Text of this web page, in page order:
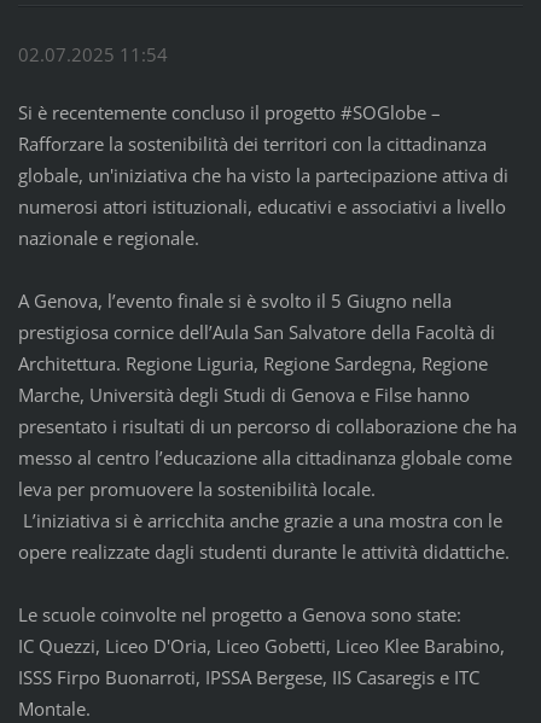
02.07.2025 11:54
Si è recentemente concluso il progetto #SOGlobe –
Rafforzare la sostenibilità dei territori con la cittadinanza
globale, un'iniziativa che ha visto la partecipazione attiva di
numerosi attori istituzionali, educativi e associativi a livello
nazionale e regionale.
A Genova, l’evento finale si è svolto il 5 Giugno nella
prestigiosa cornice dell’Aula San Salvatore della Facoltà di
Architettura. Regione Liguria, Regione Sardegna, Regione
Marche, Università degli Studi di Genova e Filse hanno
presentato i risultati di un percorso di collaborazione che ha
messo al centro l’educazione alla cittadinanza globale come
leva per promuovere la sostenibilità locale.
L’iniziativa si è arricchita anche grazie a una mostra con le
opere realizzate dagli studenti durante le attività didattiche.
Le scuole coinvolte nel progetto a Genova sono state:
IC Quezzi, Liceo D'Oria, Liceo Gobetti, Liceo Klee Barabino,
ISSS Firpo Buonarroti, IPSSA Bergese, IIS Casaregis e ITC
Montale.